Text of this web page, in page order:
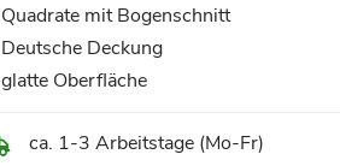
ca. 1-3 Arbeitstage (Mo-Fr)
Quadrate mit Bogenschnitt
Deutsche Deckung
glatte Oberfläche